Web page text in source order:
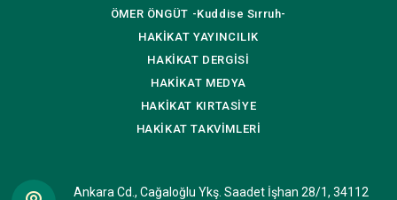
ÖMER ÖNGÜT -Kuddise Sırruh-
HAKİKAT YAYINCILIK
HAKİKAT DERGİSİ
HAKİKAT MEDYA
HAKİKAT KIRTASİYE
HAKİKATTAKVİMLERİ
Ankara Cd., Cağaloğlu Ykş. Saadet İşhan 28/1, 34112